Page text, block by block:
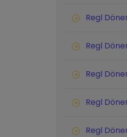
Regl
Regl
Regl
Regl
Regl